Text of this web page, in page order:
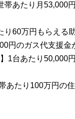
帯あたり月53,000
り60万円もらえる
円のガス代支援金
】1台あたり50,000
あたり100万円の